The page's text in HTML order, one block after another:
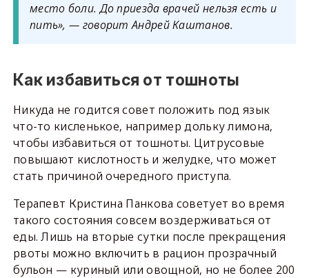
место боли. До приезда врачей нельзя есть и
пить», — говорит Андрей Каштанов.
Как избавиться от тошноты
Никуда не годится совет положить под язык
что-то кисленькое, например дольку лимона,
чтобы избавиться от тошноты. Цитрусовые
повышают кислотность и желудке, что может
стать причиной очередного приступа.
Терапевт Кристина Панкова советует во время
такого состояния совсем воздерживаться от
еды. Лишь на вторые сутки после прекращения
рвоты можно включить в рацион прозрачный
бульон — куриный или овощной, но не более 200